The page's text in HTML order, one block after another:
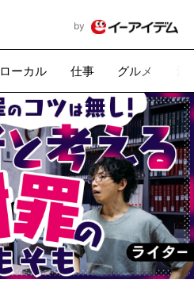
by
ローカル 仕事 グルメ